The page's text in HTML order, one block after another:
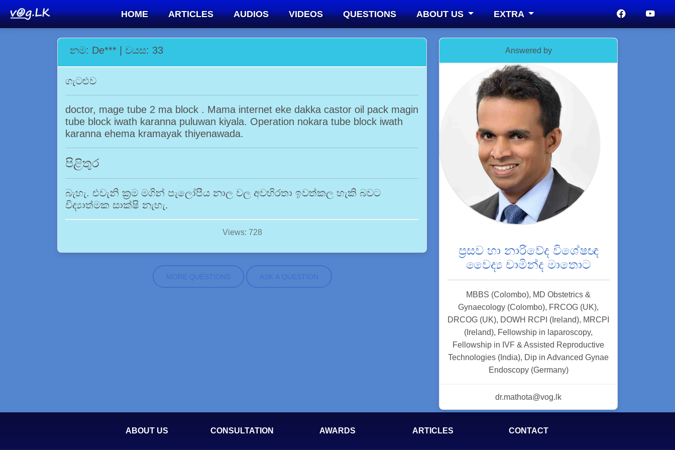
HOME ARTICLES AUDIOS VIDEOS QUESTIONS ABOUT US EXTRA
නම: De*** | වයස: 33
ගැටළුව
doctor, mage tube 2 ma block . Mama internet eke dakka castor oil pack magin
tube block iwath karanna puluwan kiyala. Operation nokara tube block iwath
karanna ehema kramayak thiyenawada.
පිළිතුර
බැහැ. එවැනි ක්‍රම මගින් පැලෝපීය නාල වල අවහිරතා ඉවත්කල හැකි බවට
විද්‍යාත්මක සාක්ෂි නැහැ.
Views: 728
MORE QUESTIONS ASK A QUESTION
Answered by
ප්‍රසව හා නාරිවේද විශේෂඥ
වෛද්‍ය චාමින්ද මාතොට
MBBS (Colombo), MD Obstetrics &
Gynaecology (Colombo), FRCOG (UK),
DRCOG (UK), DOWH RCPI (Ireland), MRCPI
(Ireland), Fellowship in laparoscopy,
Fellowship in IVF & Assisted Reproductive
Technologies (India), Dip in Advanced Gynae
Endoscopy (Germany)
dr.mathota@vog.lk
ABOUT US CONSULTATION AWARDS ARTICLES CONTACT